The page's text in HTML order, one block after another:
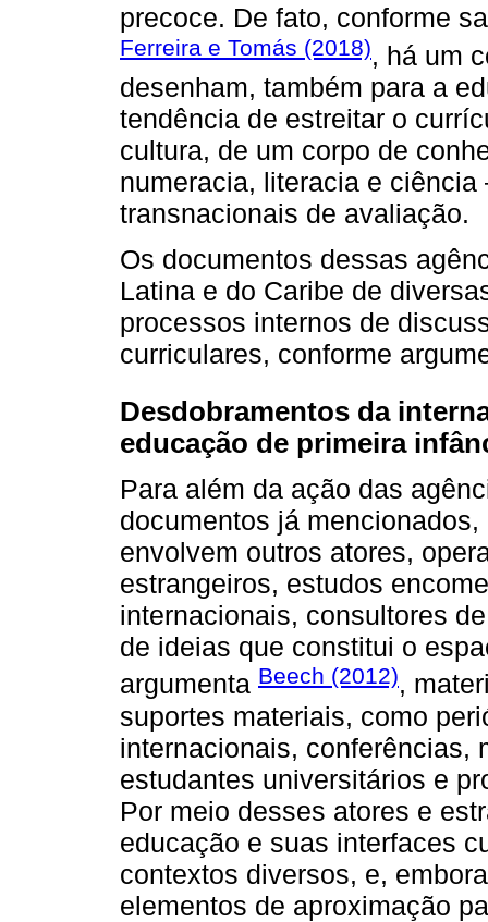
precoce. De fato, conforme
Ferreira e Tomás (2018), há um
desenham, também para a
tendência de estreitar o
cultura, de um corpo de
numeracia, literacia e
transnacionais de avaliação.
Os documentos dessas
Latina e do Caribe de
processos internos de
curriculares, conforme
Desdobramentos da
educação de primeira
Para além da ação das
documentos já
envolvem outros atores,
estrangeiros, estudos
internacionais, consultores
de ideias que constitui o
argumenta Beech (2012),
suportes materiais, como
internacionais, conferências,
estudantes universitários e
Por meio desses atores e
educação e suas interfaces
contextos diversos, e,
elementos de aproximação